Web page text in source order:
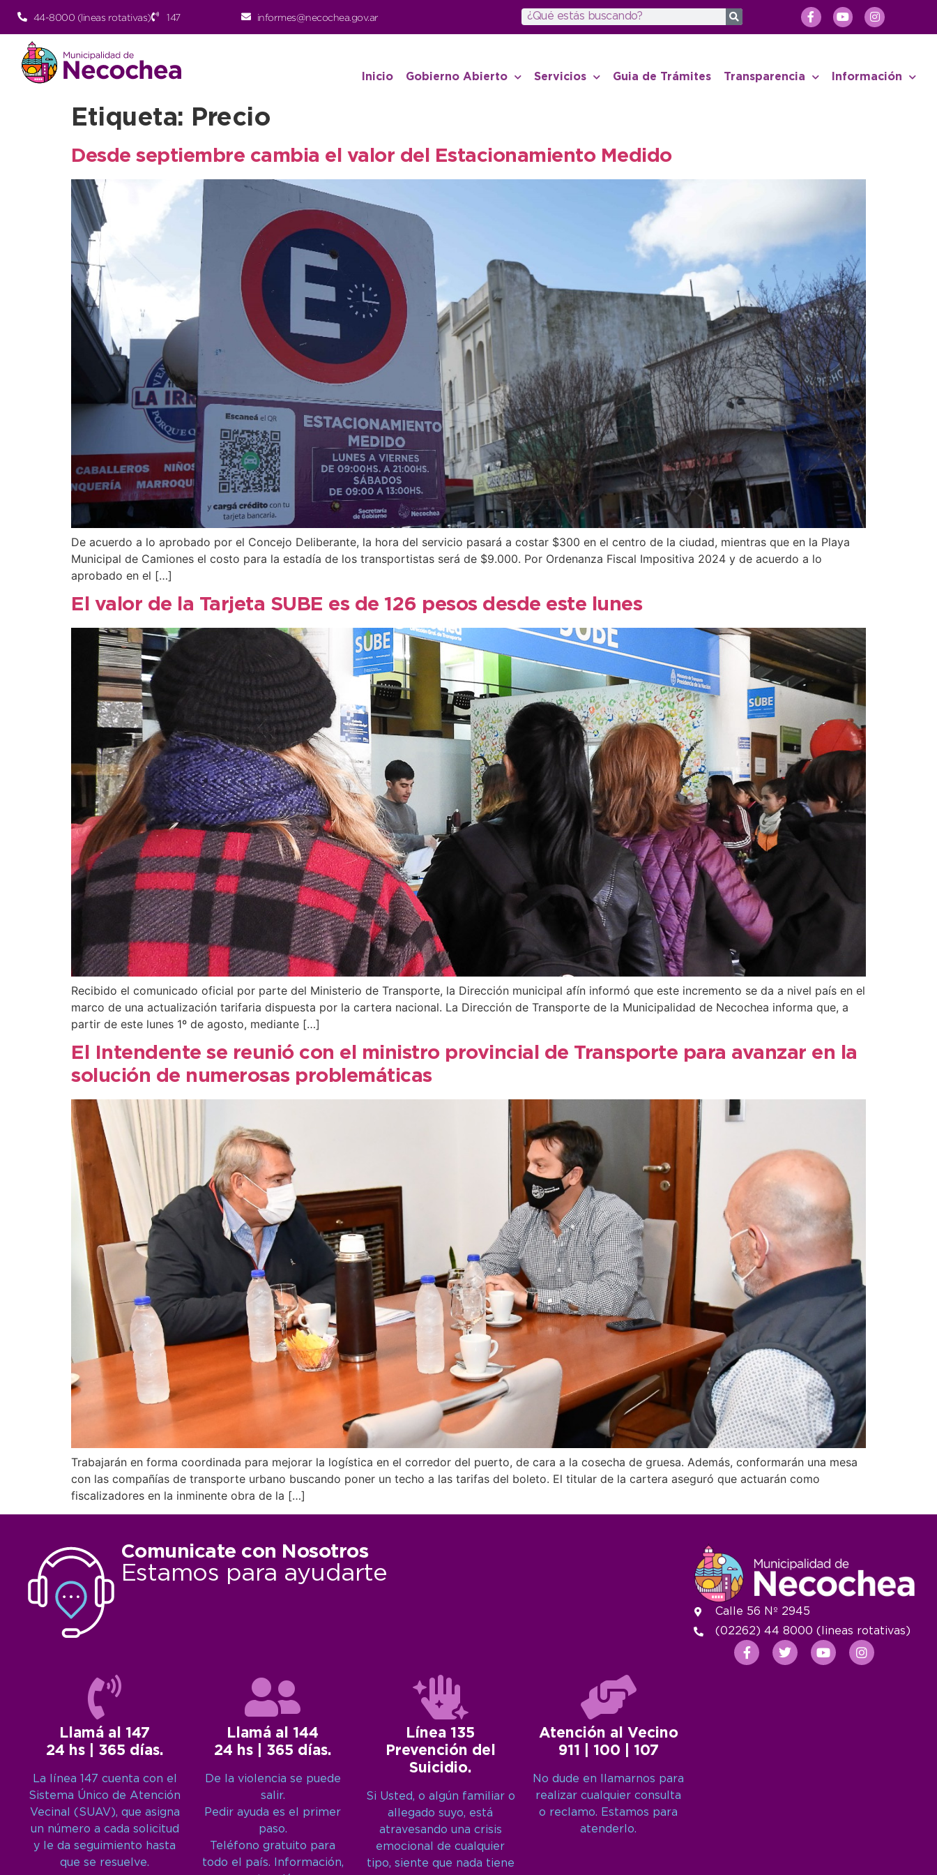
44-8000 (lineas rotativas) 147 informes@necochea.gov.ar
Inicio Gobierno Abierto Servicios Guia de Trámites Transparencia Información
Etiqueta: Precio
Desde septiembre cambia el valor del Estacionamiento Medido
De acuerdo a lo aprobado por el Concejo Deliberante, la hora del servicio pasará a costar $300 en el centro de la ciudad, mientras que en la Playa
Municipal de Camiones el costo para la estadía de los transportistas será de $9.000. Por Ordenanza Fiscal Impositiva 2024 y de acuerdo a lo
aprobado en el […]
El valor de la Tarjeta SUBE es de 126 pesos desde este lunes
Recibido el comunicado oficial por parte del Ministerio de Transporte, la Dirección municipal afín informó que este incremento se da a nivel país en el
marco de una actualización tarifaria dispuesta por la cartera nacional. La Dirección de Transporte de la Municipalidad de Necochea informa que, a
partir de este lunes 1º de agosto, mediante […]
El Intendente se reunió con el ministro provincial de Transporte para avanzar en la
solución de numerosas problemáticas
Trabajarán en forma coordinada para mejorar la logística en el corredor del puerto, de cara a la cosecha de gruesa. Además, conformarán una mesa
con las compañías de transporte urbano buscando poner un techo a las tarifas del boleto. El titular de la cartera aseguró que actuarán como
fiscalizadores en la inminente obra de la […]
Comunicate con Nosotros
Estamos para ayudarte
Llamá al 147
24 hs | 365 días.
La línea 147 cuenta con el
Sistema Único de Atención
Vecinal (SUAV), que asigna
un número a cada solicitud
y le da seguimiento hasta
que se resuelve.
Llamá al 144
24 hs | 365 días.
De la violencia se puede
salir.
Pedir ayuda es el primer
paso.
Teléfono gratuito para
todo el país. Información,
Línea 135
Prevención del
Suicidio.
Si Usted, o algún familiar o
allegado suyo, está
atravesando una crisis
emocional de cualquier
tipo, siente que nada tiene
Atención al Vecino
911 | 100 | 107
No dude en llamarnos para
realizar cualquier consulta
o reclamo. Estamos para
atenderlo.
Calle 56 Nº 2945
(02262) 44 8000 (lineas rotativas)